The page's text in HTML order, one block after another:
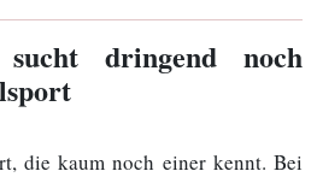
dringend noch
die kaum noch einer kennt. Bei